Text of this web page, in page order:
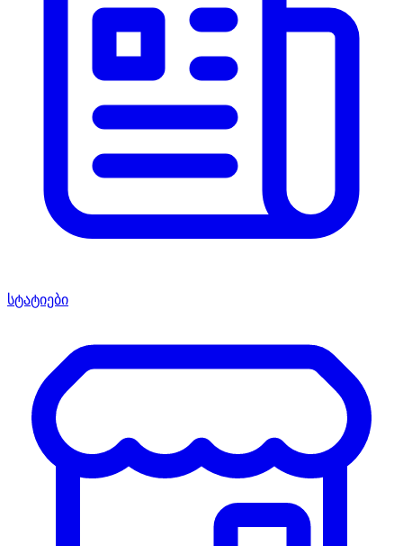
სტატიები